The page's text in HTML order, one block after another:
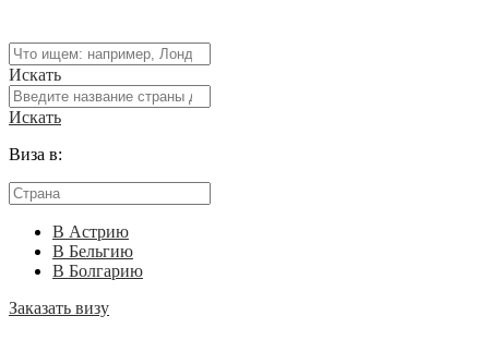
Искать
Искать
Виза в:
В Астрию
В Бельгию
В Болгарию
Заказать визу